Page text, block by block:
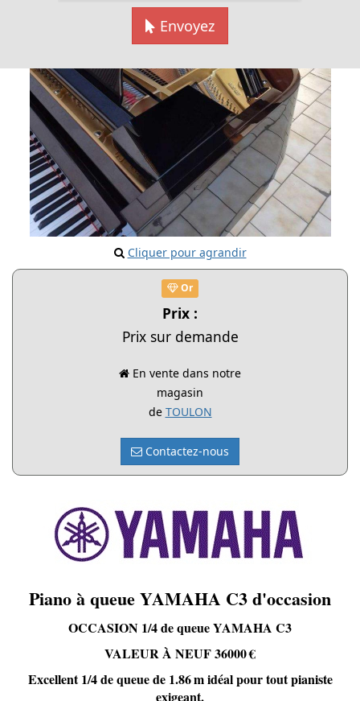
Cliquer pour agrandir
Or
Prix :
Prix sur demande
En vente dans notre
magasin
de TOULON
Contactez-nous
Piano à queue YAMAHA C3 d'occasion
OCCASION 1/4 de queue YAMAHA C3
VALEUR À NEUF 36000 €
Excellent 1/4 de queue de 1.86 m idéal pour tout pianiste
exigeant.
Envoyez